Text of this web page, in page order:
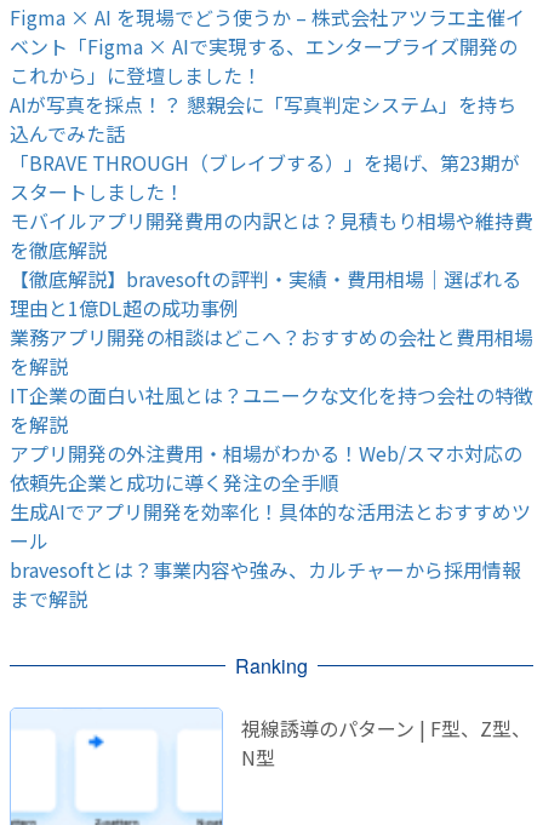
Figma × AI を現場でどう使うか – 株式会社アツラエ主催イ
ベント「Figma × AIで実現する、エンタープライズ開発の
これから」に登壇しました！
AIが写真を採点！？ 懇親会に「写真判定システム」を持ち
込んでみた話
「BRAVE THROUGH（ブレイブする）」を掲げ、第23期が
スタートしました！
モバイルアプリ開発費用の内訳とは？見積もり相場や維持費
を徹底解説
【徹底解説】bravesoftの評判・実績・費用相場｜選ばれる
理由と1億DL超の成功事例
業務アプリ開発の相談はどこへ？おすすめの会社と費用相場
を解説
IT企業の面白い社風とは？ユニークな文化を持つ会社の特徴
を解説
アプリ開発の外注費用・相場がわかる！Web/スマホ対応の
依頼先企業と成功に導く発注の全手順
生成AIでアプリ開発を効率化！具体的な活用法とおすすめツ
ール
bravesoftとは？事業内容や強み、カルチャーから採用情報
まで解説
Ranking
視線誘導のパターン | F型、Z型、
N型